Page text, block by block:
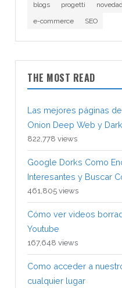
blogs
progetti
e-commerce
SEO
THE MOST READ
Las mejores páginas
Onion Deep Web y
822,778 views
Google Dorks Como
Interesantes y Buscar
461,805 views
Cómo ver videos
Youtube
167,648 views
Como acceder a
cualquier lugar